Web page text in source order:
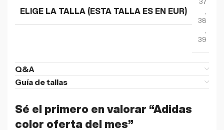
ELIGE LA TALLA (ESTA TALLA ES EN EUR)
,
38
,
39
Q&A
Guía de tallas
Sé el primero en valorar “Adidas
color oferta del mes”